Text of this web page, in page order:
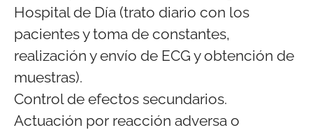
Hospital de Día (trato diario con los
pacientes y toma de constantes,
realización y envío de ECG y obtención de
muestras).
Control de efectos secundarios.
Actuación por reacción adversa o